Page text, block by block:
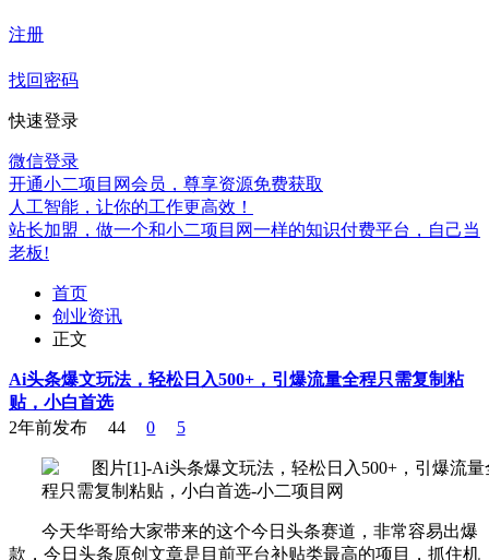
注册
找回密码
快速登录
微信登录
开通小二项目网会员，尊享资源免费获取
人工智能，让你的工作更高效！
站长加盟，做一个和小二项目网一样的知识付费平台，自己当
老板!
首页
创业资讯
正文
Ai头条爆文玩法，轻松日入500+，引爆流量全程只需复制粘
贴，小白首选
2年前发布
44 0 5
今天华哥给大家带来的这个今日头条赛道，非常容易出爆
款，今日头条原创文章是目前平台补贴类最高的项目，抓住机